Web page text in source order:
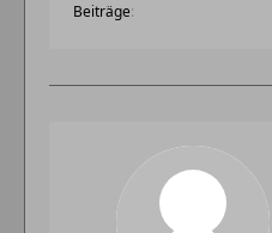
Beiträge